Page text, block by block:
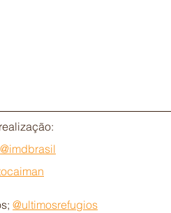
@imdbrasil
@ultimosrefugios